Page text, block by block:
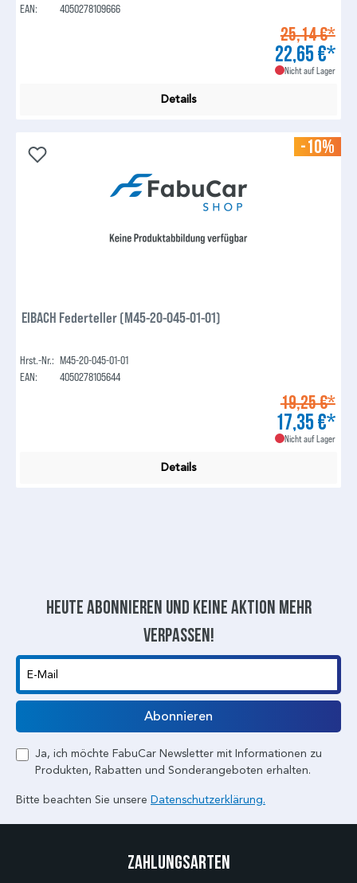
EAN:
4050278109666
25,14 €*
22,65 €*
Nicht auf Lager
Details
-10%
EIBACH Federteller (M45-20-045-01-01)
Hrst.-Nr.: M45-20-045-01-01
EAN:
4050278105644
19,25 €*
17,35 €*
Nicht auf Lager
Details
Heute abonnieren und keine aktion mehr
verpassen!
E-Mail
Abonnieren
Ja, ich möchte FabuCar Newsletter mit Informationen zu
Produkten, Rabatten und Sonderangeboten erhalten.
Bitte beachten Sie unsere Datenschutzerklärung.
Zahlungsarten